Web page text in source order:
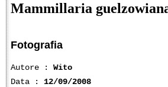
Mammillaria
Fotografia
Autore : Wito
Data : 12/09/2008